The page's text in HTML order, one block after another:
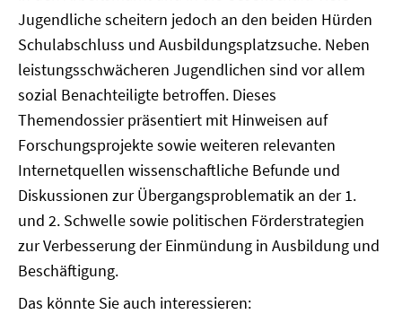
Jugendliche scheitern jedoch an den beiden Hürden
Schulabschluss und Ausbildungsplatzsuche. Neben
leistungsschwächeren Jugendlichen sind vor allem
sozial Benachteiligte betroffen. Dieses
Themendossier präsentiert mit Hinweisen auf
Forschungsprojekte sowie weiteren relevanten
Internetquellen wissenschaftliche Befunde und
Diskussionen zur Übergangsproblematik an der 1.
und 2. Schwelle sowie politischen Förderstrategien
zur Verbesserung der Einmündung in Ausbildung und
Beschäftigung.
Das könnte Sie auch interessieren: